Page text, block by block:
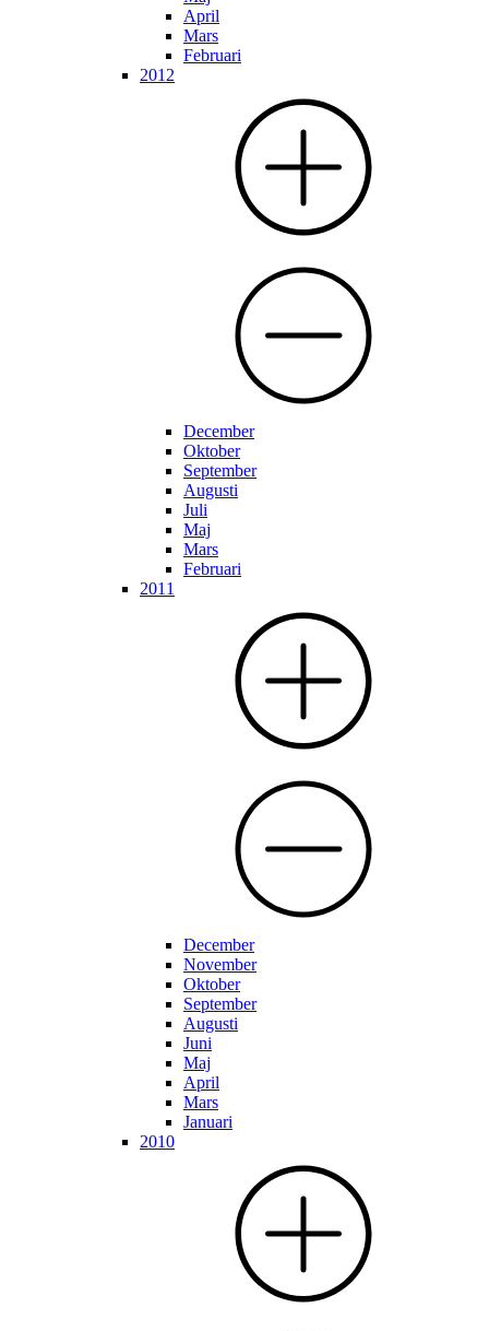
April
Mars
Februari
2012
December
Oktober
September
Augusti
Juli
Maj
Mars
Februari
2011
December
November
Oktober
September
Augusti
Juni
Maj
April
Mars
Januari
2010